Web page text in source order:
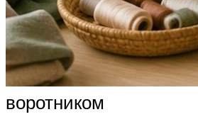
воротником